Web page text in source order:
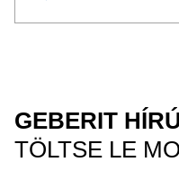
GEBERIT
TÖLTSE LE